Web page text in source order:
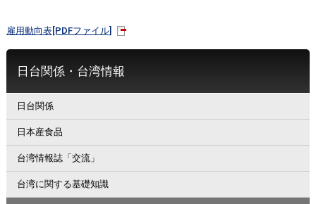
雇用動向表[PDFファイル]
日台関係・台湾情報
日台関係
日本産食品
台湾情報誌「交流」
台湾に関する基礎知識